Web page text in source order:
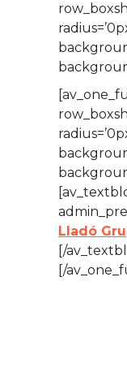
Lladó
[/
[/